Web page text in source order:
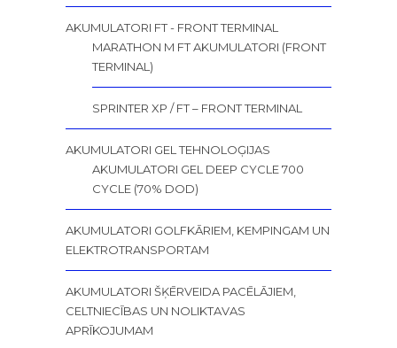
AKUMULATORI FT - FRONT TERMINAL
MARATHON M FT AKUMULATORI (FRONT
TERMINAL)
SPRINTER XP / FT – FRONT TERMINAL
AKUMULATORI GEL TEHNOLOĢIJAS
AKUMULATORI GEL DEEP CYCLE 700
CYCLE (70% DOD)
AKUMULATORI GOLFKĀRIEM, KEMPINGAM UN
ELEKTROTRANSPORTAM
AKUMULATORI ŠĶĒRVEIDA PACĒLĀJIEM,
CELTNIECĪBAS UN NOLIKTAVAS
APRĪKOJUMAM